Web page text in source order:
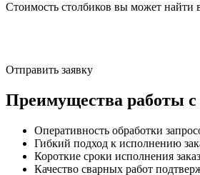
Стоимость столбиков вы может найти
Отправить заявку
Преимущества работы
Оперативность обработки
Гибкий подход к исполнению
Короткие сроки исполнения
Качество сварных работ